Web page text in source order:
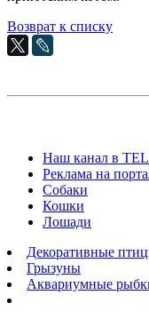
Возврат к списку
Наш канал в
Реклама на
Собаки
Кошки
Лошади
Декоративные
Грызуны
Аквариумные